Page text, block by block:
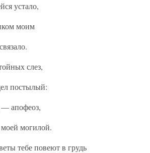
устало,
моим
слез,
постылый:
апофеоз,
могилой.
тебе повеют в грудь